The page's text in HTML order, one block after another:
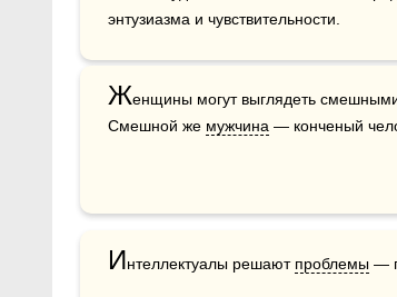
энтузиазма и чувствительности.
Женщины могут выглядеть
Смешной же мужчина — конченый
Интеллектуалы решают проблемы —